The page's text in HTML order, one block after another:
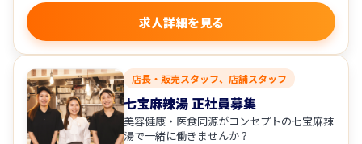
求人詳細を見る
店長・販売スタッフ、店舗スタッフ
七宝麻辣湯 正社員募集
美容健康・医食同源がコンセプトの七宝麻辣
湯で一緒に働きませんか？